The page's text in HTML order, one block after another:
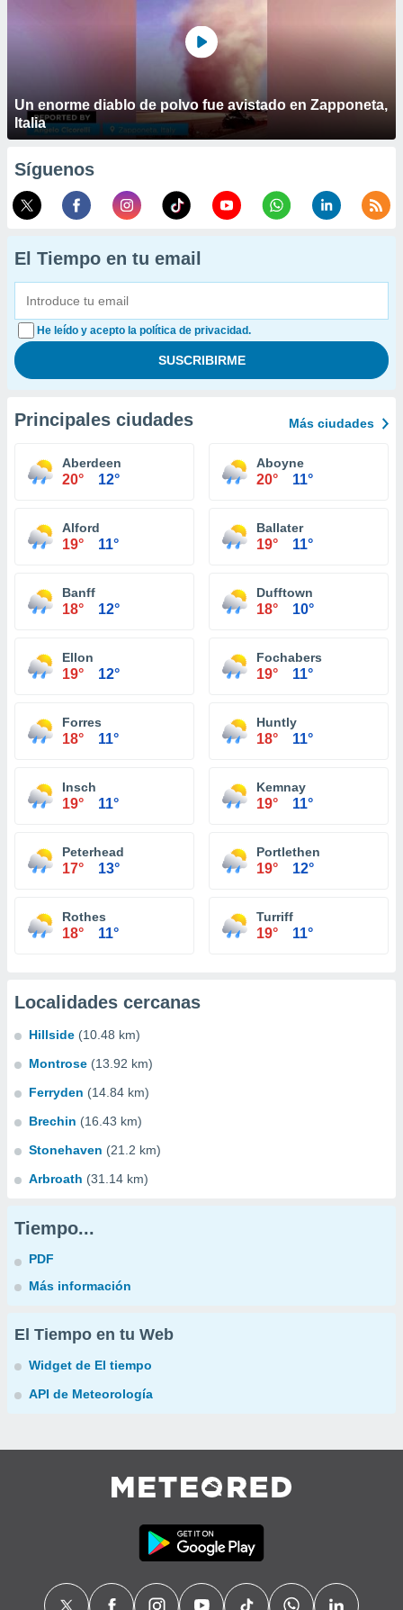
Un enorme diablo de polvo fue avistado en Zapponeta,
Italia
Síguenos
El Tiempo en tu email
He leído y acepto la política de privacidad.
Principales ciudades Más ciudades
Aberdeen
20° 12°
Aboyne
20° 11°
Alford
19° 11°
Ballater
19° 11°
Banff
18° 12°
Dufftown
18° 10°
Ellon
19° 12°
Fochabers
19° 11°
Forres
18° 11°
Huntly
18° 11°
Insch
19° 11°
Kemnay
19° 11°
Peterhead
17° 13°
Portlethen
19° 12°
Rothes
18° 11°
Turriff
19° 11°
Localidades cercanas
Hillside (10.48 km)
Montrose (13.92 km)
Ferryden (14.84 km)
Brechin (16.43 km)
Stonehaven (21.2 km)
Arbroath (31.14 km)
Tiempo...
PDF
Más información
El Tiempo en tu Web
Widget de El tiempo
API de Meteorología